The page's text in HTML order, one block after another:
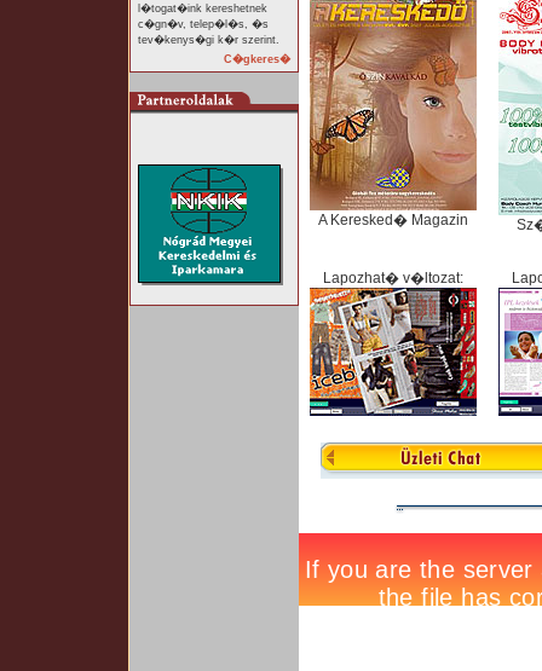
l�togat�ink kereshetnek
c�gn�v, telep�l�s, �s
tev�kenys�gi k�r szerint.
C�gkeres�
A Keresked� Magazin
Lapozhat� v�ltozat: